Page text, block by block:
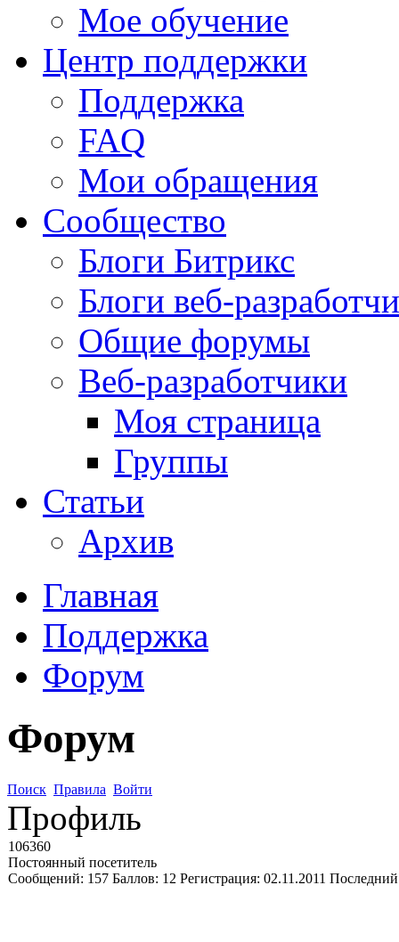
Мое обучение
Центр поддержки
Поддержка
FAQ
Мои обращения
Сообщество
Блоги Битрикс
Блоги веб-
Общие форумы
Веб-разработчики
Моя страница
Группы
Статьи
Архив
Главная
Поддержка
Форум
Форум
Поиск Правила Войти
Профиль
106360
Постоянный посетитель
Сообщений: 157 Баллов: 12 Регистрация: 02.11.2011